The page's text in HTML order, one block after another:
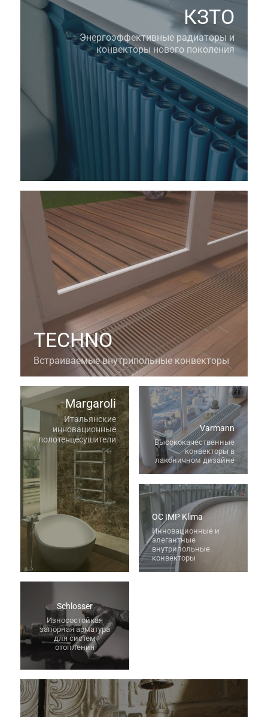
КЗТО
Энергоэффективные радиаторы и
конвекторы нового поколения
TECHNO
Встраиваемые внутрипольные конвекторы
Margaroli
Итальянские
инновационные
полотенцесушители
Varmann
Высококачественные
конвекторы в
лаконичном дизайне
OC IMP Klima
Инновационные и
элегантные
внутрипольные
конвекторы
Schlosser
Износостойкая
запорная арматура
для систем
отопления